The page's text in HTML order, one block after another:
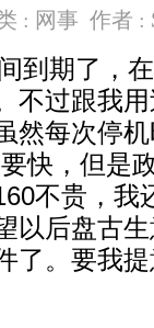
: 网事 作者 :
到期了，
不过跟我
然每次停
快，但是
不贵，我
以后盘古
了。要我